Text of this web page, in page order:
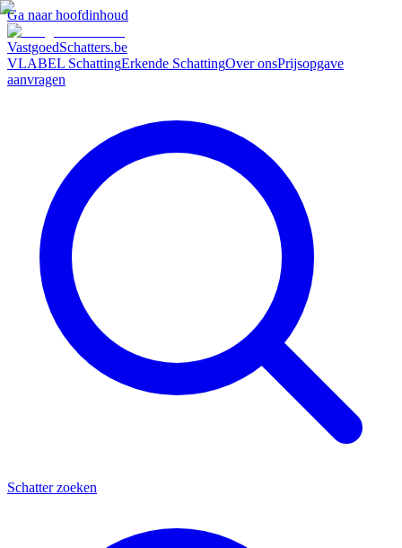
Ga naar hoofdinhoud
VastgoedSchatters.be
VLABEL SchattingErkende SchattingOver onsPrijsopgave
aanvragen
Schatter zoeken